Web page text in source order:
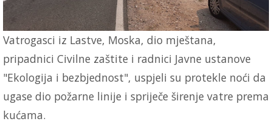
Vatrogasci iz Lastve, Moska, dio mještana,
pripadnici Civilne zaštite i radnici Javne ustanove
"Ekologija i bezbjednost", uspjeli su protekle noći da
ugase dio požarne linije i spriječe širenje vatre prema
kućama.